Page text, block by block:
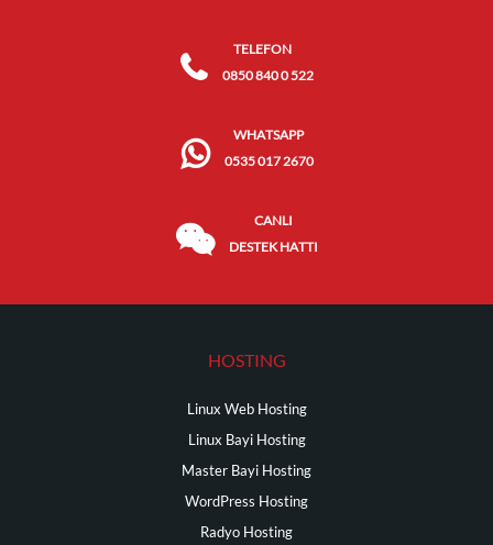
TELEFON
0850 840 0 522
WHATSAPP
0535 017 2670
CANLI
DESTEK HATTI
HOSTING
Linux Web Hosting
Linux Bayi Hosting
Master Bayi Hosting
WordPress Hosting
Radyo Hosting